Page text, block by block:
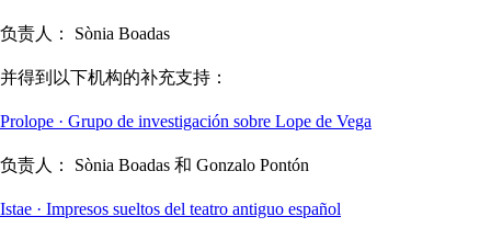
负责人： Sònia Boadas
并得到以下机构的补充支持：
Prolope · Grupo de investigación sobre Lope de Vega
负责人： Sònia Boadas 和 Gonzalo Pontón
Istae · Impresos sueltos del teatro antiguo español